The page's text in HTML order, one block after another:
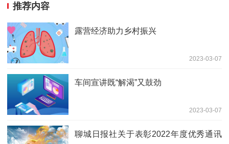
推荐内容
露营经济助力乡村振兴
2023-03-07
车间宣讲既“解渴”又鼓劲
2023-03-07
聊城日报社关于表彰2022年度优秀通讯